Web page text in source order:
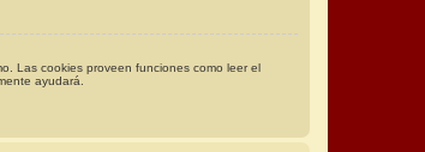
Las cookies proveen funciones como leer el
ayudará.